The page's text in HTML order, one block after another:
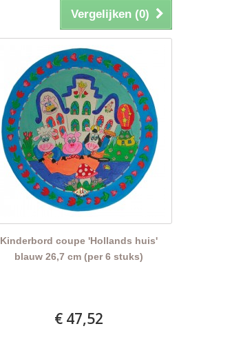
Vergelijken (0)
Kinderbord coupe 'Hollands huis'
blauw 26,7 cm (per 6 stuks)
€ 47,52